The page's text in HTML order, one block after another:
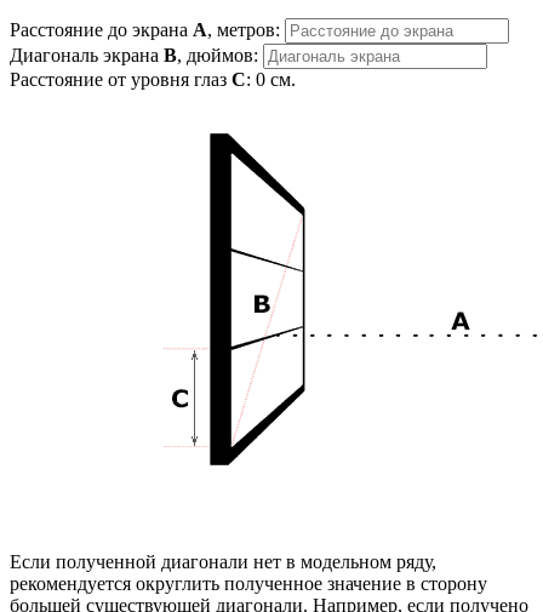
Расстояние до экрана A, метров:
Диагональ экрана B, дюймов:
Расстояние от уровня глаз C: 0 см.
Если полученной диагонали нет в модельном ряду,
рекомендуется округлить полученное значение в сторону
большей существующей диагонали. Например, если получено